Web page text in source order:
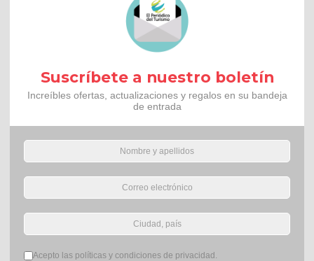
Suscríbete a nuestro boletín
Increíbles ofertas, actualizaciones y regalos en su bandeja
de entrada
Términos del servicio*
Acepto las políticas y condiciones de privacidad.